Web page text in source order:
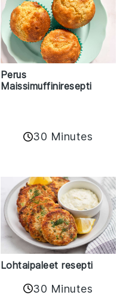
Perus
Maissimuffiniresepti
30 Minutes
Lohtaipaleet resepti
30 Minutes